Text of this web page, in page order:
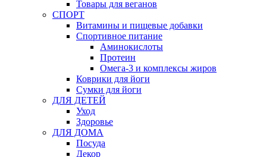
Товары для веганов
СПОРТ
Витамины и пищевые добавки
Спортивное питание
Аминокислоты
Протеин
Омега-3 и комплексы жиров
Коврики для йоги
Сумки для йоги
ДЛЯ ДЕТЕЙ
Уход
Здоровье
ДЛЯ ДОМА
Посуда
Декор